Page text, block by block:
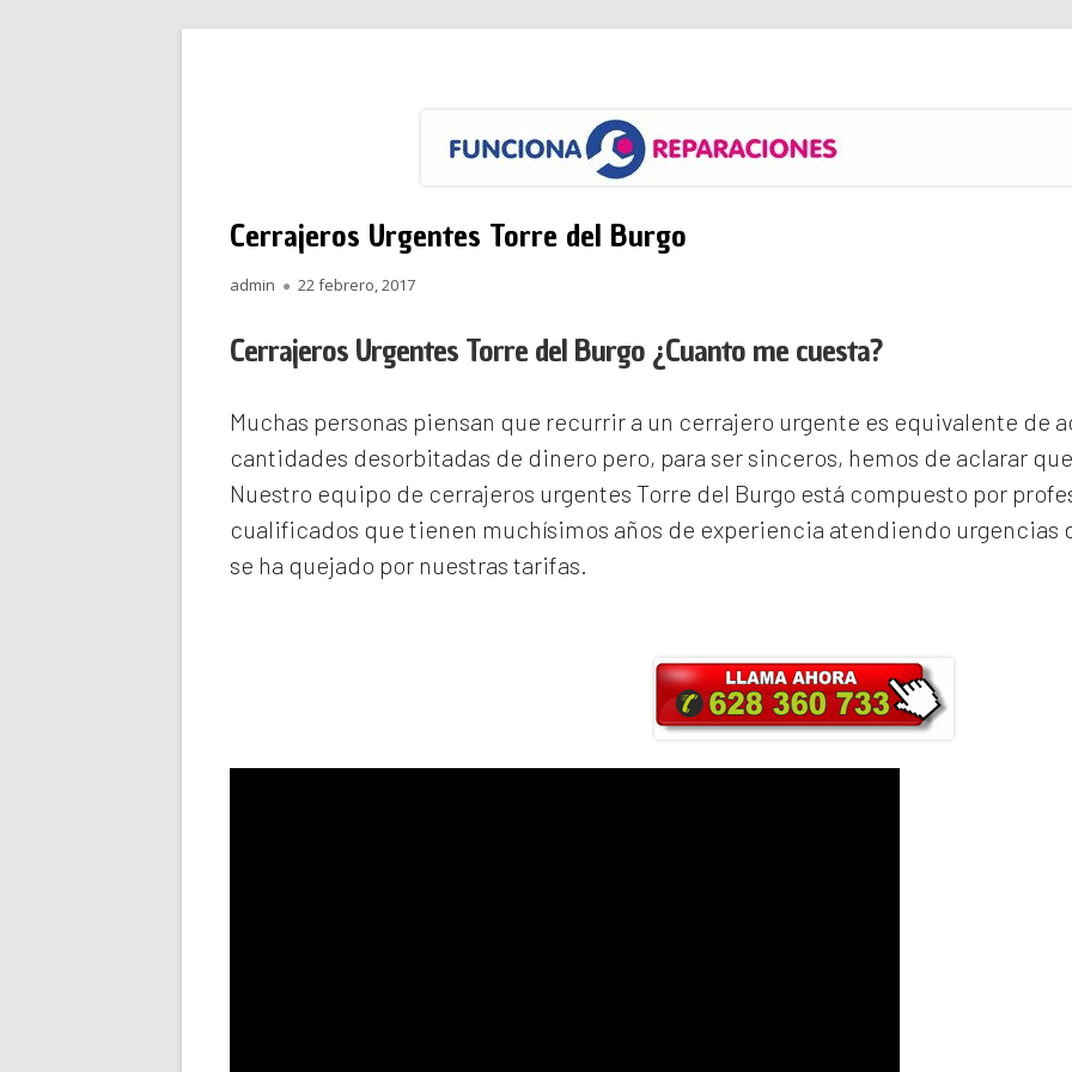
Cerrajeros Urgentes Torre del Burgo
Autor
admin
Publicado
22 febrero, 2017
Cerrajeros Urgentes Torre del Burgo ¿Cuanto me cuesta?
Muchas personas piensan que recurrir a un cerrajero urgente es equivalente de
cantidades desorbitadas de dinero pero, para ser sinceros, hemos de aclarar
Nuestro equipo de cerrajeros urgentes Torre del Burgo está compuesto por
cualificados que tienen muchísimos años de experiencia atendiendo urgencias
se ha quejado por nuestras tarifas.